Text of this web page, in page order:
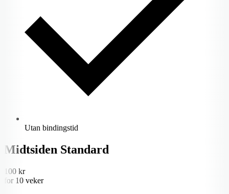
Utan bindingstid
Midtsiden Standard
100 kr
for 10 veker